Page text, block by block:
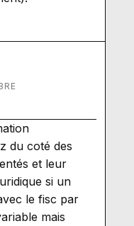
du coté des
et leur
si un
le fisc par
mais